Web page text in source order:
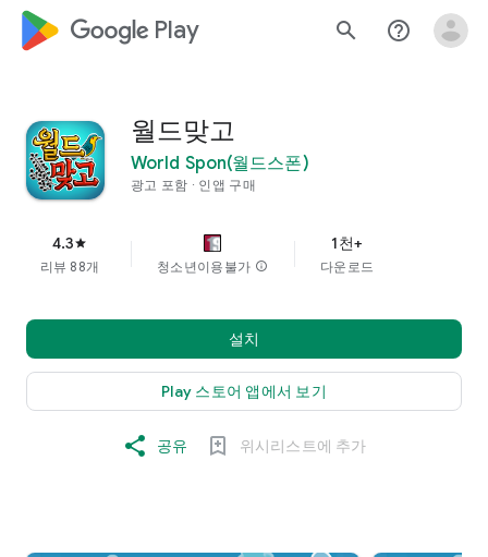
google_logo Play search help_outline
월드맞고
World Spon(월드스폰)
광고 포함 인앱 구매
4.3star
리뷰 88개 청소년이용불가 info
1천+
다운로드
설치
Play 스토어 앱에서 보기
공유 위시리스트에 추가